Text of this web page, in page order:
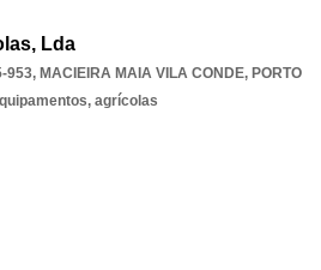
Lda
953, MACIEIRA MAIA VILA CONDE, PORTO
agrícolas